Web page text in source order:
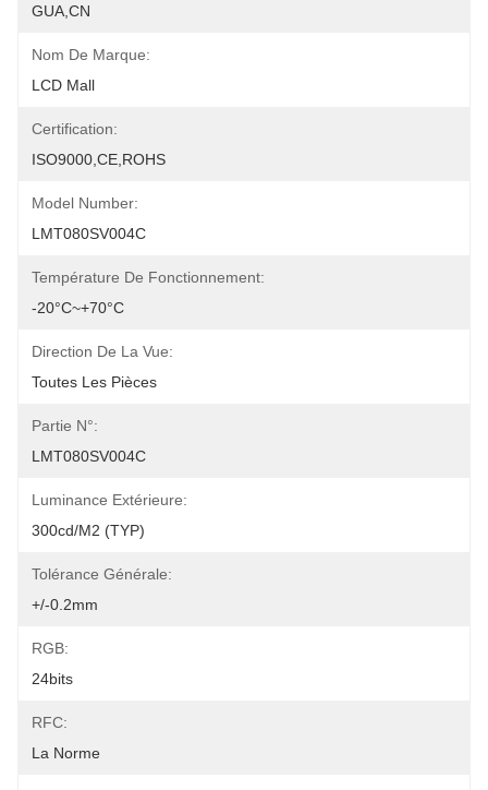
GUA,CN
Nom De Marque:
LCD Mall
Certification:
ISO9000,CE,ROHS
Model Number:
LMT080SV004C
Température De Fonctionnement:
-20°C~+70°C
Direction De La Vue:
Toutes Les Pièces
Partie N°:
LMT080SV004C
Luminance Extérieure:
300cd/m2 (TYP)
Tolérance Générale:
+/-0.2mm
RGB:
24bits
RFC:
La Norme